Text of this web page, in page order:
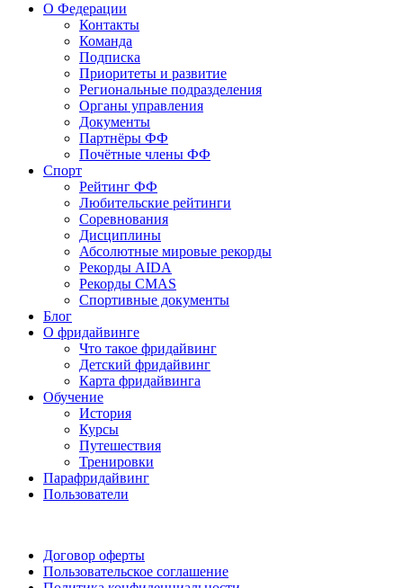
О Федерации
Контакты
Команда
Подписка
Приоритеты и развитие
Региональные подразделения
Органы управления
Документы
Партнёры ФФ
Почётные члены ФФ
Спорт
Рейтинг ФФ
Любительские рейтинги
Соревнования
Дисциплины
Абсолютные мировые рекорды
Рекорды AIDA
Рекорды CMAS
Спортивные документы
Блог
О фридайвинге
Что такое фридайвинг
Детский фридайвинг
Карта фридайвинга
Обучение
История
Курсы
Путешествия
Тренировки
Парафридайвинг
Пользователи
Договор оферты
Пользовательское соглашение